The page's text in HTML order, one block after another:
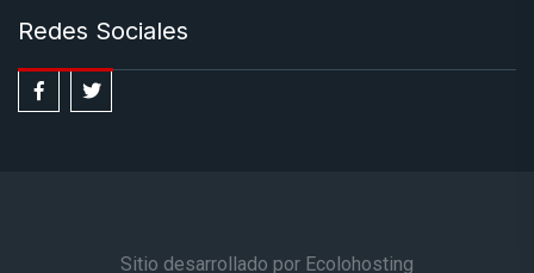
Redes Sociales
Sitio desarrollado por Ecolohosting